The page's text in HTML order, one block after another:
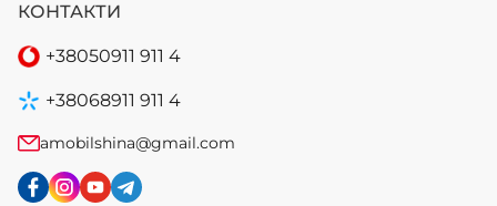
КОНТАКТИ
+38050911 911 4
+38068911 911 4
amobilshina@gmail.com